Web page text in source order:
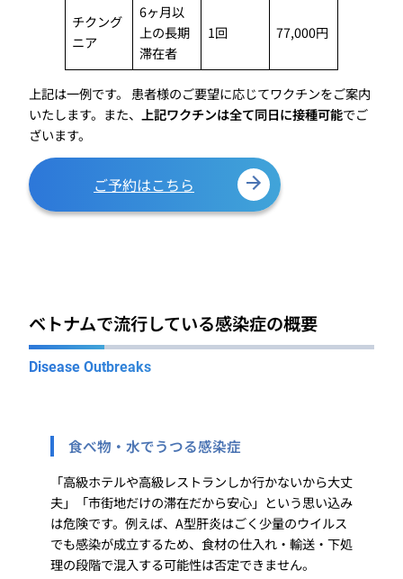
チクング
ニア
6ヶ月以
上の長期
滞在者
1回 77,000円
上記は一例です。 患者様のご要望に応じてワクチンをご案内
いたします。また、
上記ワクチンは全て同日に接種可能でご
ざいます。
ご予約はこちら
ベトナムで流行している感染症の概要
Disease Outbreaks
食べ物・水でうつる感染症
「高級ホテルや高級レストランしか行かないから大丈
夫」「市街地だけの滞在だから安心」という思い込み
は危険です。例えば、A型肝炎はごく少量のウイルス
でも感染が成立するため、食材の仕入れ・輸送・下処
理の段階で混入する可能性は否定できません。